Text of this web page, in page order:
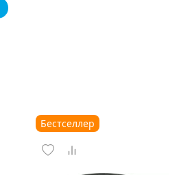
Бестселлер